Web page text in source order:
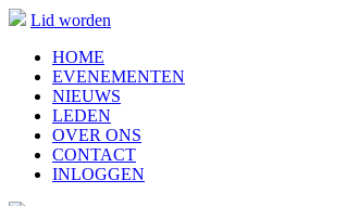
Lid worden
HOME
EVENEMENTEN
NIEUWS
LEDEN
OVER ONS
CONTACT
INLOGGEN